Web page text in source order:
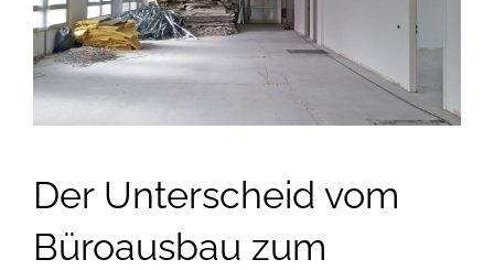
Anforderungen
Der Unterscheid vom
Büroausbau zum